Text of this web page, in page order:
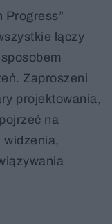
Progress”
łączy
Zaproszeni
projektowania,
na
widzenia,